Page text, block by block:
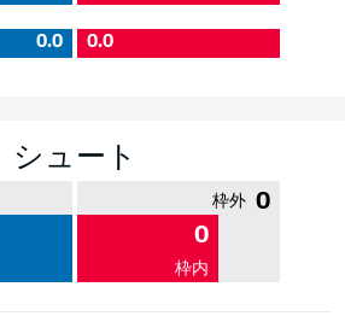
0.0 0.0
シュート
0
枠外
0
枠内